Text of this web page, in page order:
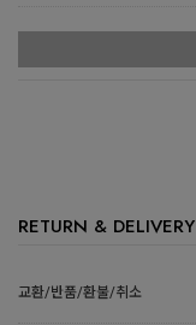
RETURN & DELIVERY
교환/반품/환불/취소